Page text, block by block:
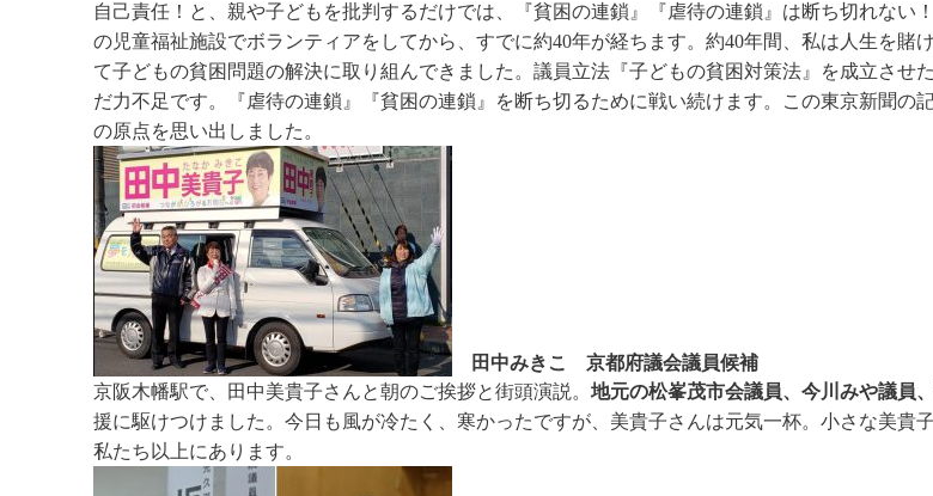
自己責任！と、親や子どもを批判するだけでは、『貧困の連鎖』『虐待の連鎖』は断ち切れない
の児童福祉施設でボランティアをしてから、すでに約40年が経ちます。約40年間、私は人生を賭
て子どもの貧困問題の解決に取り組んできました。議員立法『子どもの貧困対策法』を成立させ
だ力不足です。『虐待の連鎖』『貧困の連鎖』を断ち切るために戦い続けます。この東京新聞の
の原点を思い出しました。
田中みきこ 京都府議会議員候補
京阪木幡駅で、田中美貴子さんと朝のご挨拶と街頭演説。地元の松峯茂市会議員、今川みや議員
援に駆けつけました。今日も風が冷たく、寒かったですが、美貴子さんは元気一杯。小さな美貴
私たち以上にあります。